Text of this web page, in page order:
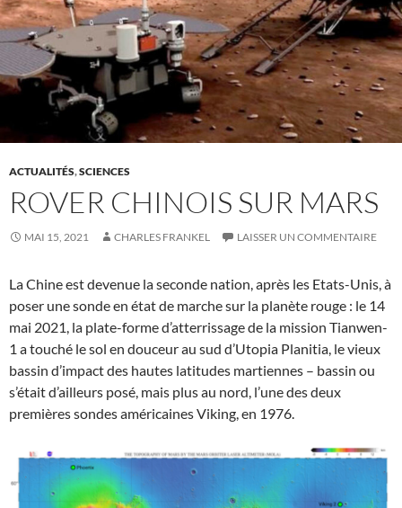
ACTUALITÉS,SCIENCES
ROVER CHINOIS SUR MARS
MAI 15, 2021 CHARLES FRANKEL LAISSER UN COMMENTAIRE
La Chine est devenue la seconde nation, après les Etats-Unis, à
poser une sonde en état de marche sur la planète rouge : le 14
mai 2021, la plate-forme d’atterrissage de la mission Tianwen-
1 a touché le sol en douceur au sud d’Utopia Planitia, le vieux
bassin d’impact des hautes latitudes martiennes – bassin ou
s’était d’ailleurs posé, mais plus au nord, l’une des deux
premières sondes américaines Viking, en 1976.